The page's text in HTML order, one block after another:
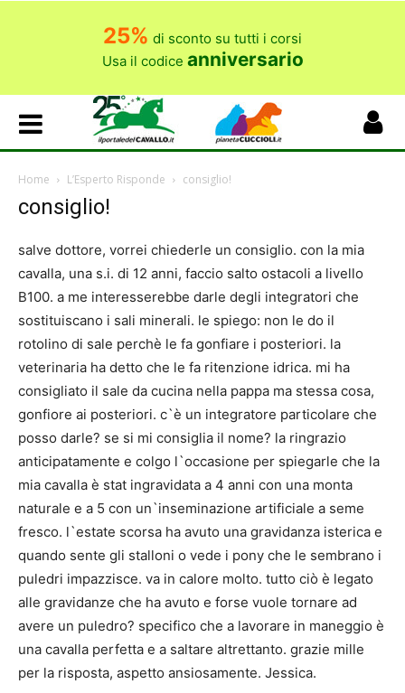
25% di sconto su tutti i corsi
Usa il codice anniversario
Home L’Esperto Risponde consiglio!
consiglio!
salve dottore, vorrei chiederle un consiglio. con la mia
cavalla, una s.i. di 12 anni, faccio salto ostacoli a livello
B100. a me interesserebbe darle degli integratori che
sostituiscano i sali minerali. le spiego: non le do il
rotolino di sale perchè le fa gonfiare i posteriori. la
veterinaria ha detto che le fa ritenzione idrica. mi ha
consigliato il sale da cucina nella pappa ma stessa cosa,
gonfiore ai posteriori. c`è un integratore particolare che
posso darle? se si mi consiglia il nome? la ringrazio
anticipatamente e colgo l`occasione per spiegarle che la
mia cavalla è stat ingravidata a 4 anni con una monta
naturale e a 5 con un`inseminazione artificiale a seme
fresco. l`estate scorsa ha avuto una gravidanza isterica e
quando sente gli stalloni o vede i pony che le sembrano i
puledri impazzisce. va in calore molto. tutto ciò è legato
alle gravidanze che ha avuto e forse vuole tornare ad
avere un puledro? specifico che a lavorare in maneggio è
una cavalla perfetta e a saltare altrettanto. grazie mille
per la risposta, aspetto ansiosamente. Jessica.